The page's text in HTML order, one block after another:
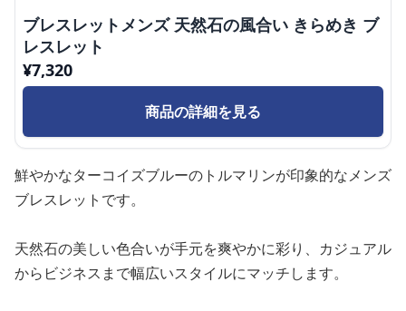
ブレスレットメンズ 天然石の風合い きらめき ブ
レスレット
¥7,320
商品の詳細を見る
鮮やかなターコイズブルーのトルマリンが印象的なメンズ
ブレスレットです。
天然石の美しい色合いが手元を爽やかに彩り、カジュアル
からビジネスまで幅広いスタイルにマッチします。